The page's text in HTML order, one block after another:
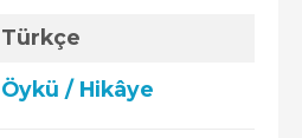
Türkçe
Öykü / Hikâye